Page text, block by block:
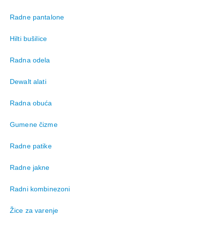
Radne pantalone
Hilti bušilice
Radna odela
Dewalt alati
Radna obuća
Gumene čizme
Radne patike
Radne jakne
Radni kombinezoni
Žice za varenje